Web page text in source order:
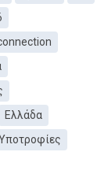
Ελλάδα